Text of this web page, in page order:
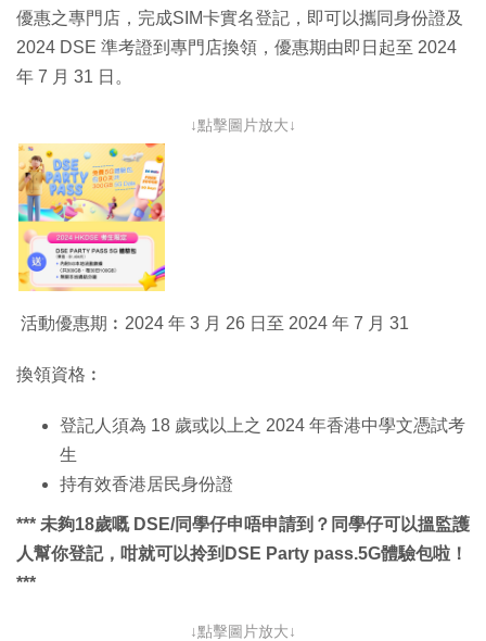
優惠之專門店，完成SIM卡實名登記，即可以攜同身份證及
2024 DSE 準考證到專門店換領，優惠期由即日起至 2024
年 7 月 31 日。
↓點擊圖片放大↓
活動優惠期︰2024 年 3 月 26 日至 2024 年 7 月 31
換領資格︰
登記人須為 18 歲或以上之 2024 年香港中學文憑試考
生
持有效香港居民身份證
*** 未夠18歲嘅 DSE/同學仔申唔申請到？同學仔可以搵監護
人幫你登記，咁就可以拎到DSE Party pass.5G體驗包啦！
***
↓點擊圖片放大↓